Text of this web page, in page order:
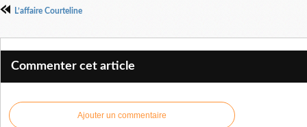
L’affaire Courteline
Commenter cet article
Ajouter un commentaire